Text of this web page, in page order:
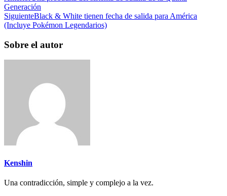
Generación
SiguienteBlack & White tienen fecha de salida para América
(Incluye Pokémon Legendarios)
Sobre el autor
Kenshin
Una contradicción, simple y complejo a la vez.